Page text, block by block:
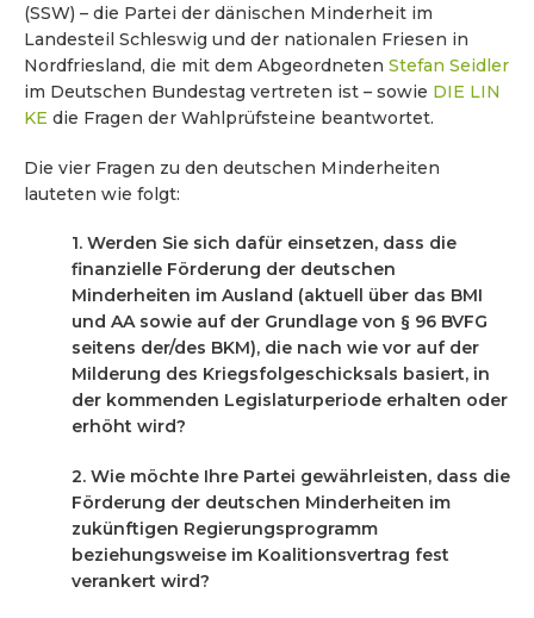
(SSW) – die Partei der dänischen Minderheit im
Landesteil Schleswig und der nationalen Friesen in
Nordfriesland, die mit dem Abgeordneten Stefan Seidler
im Deutschen Bundestag vertreten ist – sowie DIE LIN
KE die Fragen der Wahlprüfsteine beantwortet.
Die vier Fragen zu den deutschen Minderheiten
lauteten wie folgt:
1. Werden Sie sich dafür einsetzen, dass die
finanzielle Förderung der deutschen
Minderheiten im Ausland (aktuell über das BMI
und AA sowie auf der Grundlage von § 96 BVFG
seitens der/des BKM), die nach wie vor auf der
Milderung des Kriegsfolgeschicksals basiert, in
der kommenden Legislaturperiode erhalten oder
erhöht wird?
2. Wie möchte Ihre Partei gewährleisten, dass die
Förderung der deutschen Minderheiten im
zukünftigen Regierungsprogramm
beziehungsweise im Koalitionsvertrag fest
verankert wird?